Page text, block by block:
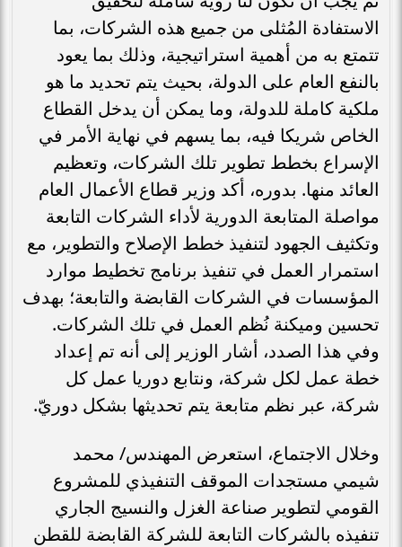
الاستفادة المُثلى من جميع هذه الشركات، بما
تتمتع به من أهمية استراتيجية، وذلك بما يعود
بالنفع العام على الدولة، بحيث يتم تحديد ما هو
ملكية كاملة للدولة، وما يمكن أن يدخل القطاع
الخاص شريكا فيه، بما يسهم في نهاية الأمر في
الإسراع بخطط تطوير تلك الشركات، وتعظيم
العائد منها. بدوره، أكد وزير قطاع الأعمال العام
مواصلة المتابعة الدورية لأداء الشركات التابعة
وتكثيف الجهود لتنفيذ خطط الإصلاح والتطوير، مع
استمرار العمل في تنفيذ برنامج تخطيط موارد
المؤسسات في الشركات القابضة والتابعة؛ بهدف
تحسين وميكنة نُظم العمل في تلك الشركات.
وفي هذا الصدد، أشار الوزير إلى أنه تم إعداد
خطة عمل لكل شركة، ونتابع دوريا عمل كل
شركة، عبر نظم متابعة يتم تحديثها بشكل دوريّ.
وخلال الاجتماع، استعرض المهندس/ محمد
شيمي مستجدات الموقف التنفيذي للمشروع
القومي لتطوير صناعة الغزل والنسيج الجاري
تنفيذه بالشركات التابعة للشركة القابضة للقطن